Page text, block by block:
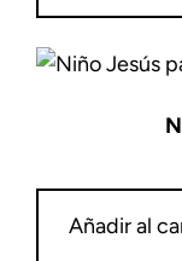
Añadir al